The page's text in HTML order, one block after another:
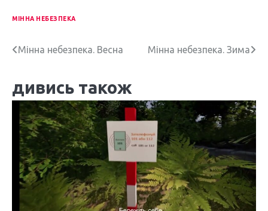
МІННА НЕБЕЗПЕКА
Н
в
а
ц
Мінна небезпека. Весна Мінна небезпека. Зима
дивись також